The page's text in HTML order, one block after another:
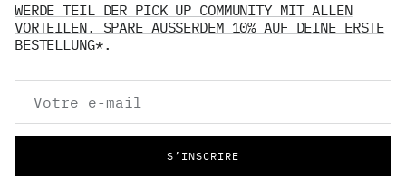
WERDE TEIL DER PICK UP COMMUNITY MIT ALLEN
VORTEILEN. SPARE AUSSERDEM 10% AUF DEINE ERSTE
BESTELLUNG*.
S’INSCRIRE